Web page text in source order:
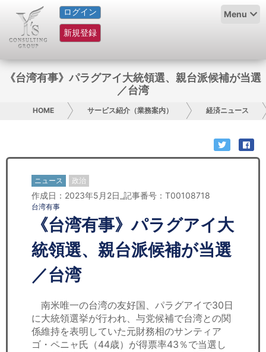
ログイン
新規登録
Menu
HOME
サービス紹介
コラム
お問い合わせ
日本人にPR
コンサルティング
リサーチ
セミナー
労務顧問
《台湾有事》パラグアイ大統領選、親台派候補が当選
／台湾
HOME サービス紹介（業務案内） 経済ニュース
ニュース 政治
作成日：2023年5月2日_記事番号：T00108718
台湾有事
《台湾有事》パラグアイ大
統領選、親台派候補が当選
／台湾
南米唯一の台湾の友好国、パラグアイで30日
に大統領選挙が行われ、与党候補で台湾との関
係維持を表明していた元財務相のサンティア
ゴ・ペニャ氏（44歳）が得票率43％で当選し